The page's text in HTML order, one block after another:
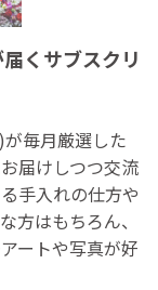
くサブスクリ
毎月厳選した
届けしつつ交流
手入れの仕方や
方はもちろん、
ートや写真が好